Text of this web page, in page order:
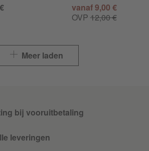
vanaf 9,00 €
OVP12,00 €
Meer laden
bij vooruitbetaling
leveringen